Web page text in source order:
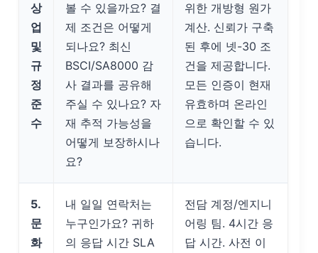
상
업
및
규
정
준
수
볼 수 있을까요? 결
제 조건은 어떻게
되나요? 최신
BSCI/SA8000 감
사 결과를 공유해
주실 수 있나요? 자
재 추적 가능성을
어떻게 보장하시나
요?
위한 개방형 원가
계산. 신뢰가 구축
된 후에 넷-30 조
건을 제공합니다.
모든 인증이 현재
유효하며 온라인
으로 확인할 수 있
습니다.
5.
문
화
내 일일 연락처는
누구인가요? 귀하
의 응답 시간 SLA
전담 계정/엔지니
어링 팀. 4시간 응
답 시간. 사전 이